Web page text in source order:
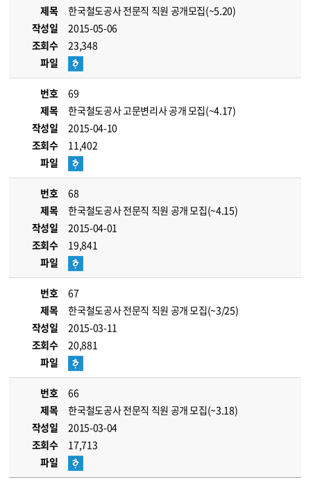
제목
한국철도공사 전문직 직원 공개모집(~5.20)
작성일
2015-05-06
조회수
23,348
파일
번호
69
제목
한국철도공사 고문변리사 공개 모집(~4.17)
작성일
2015-04-10
조회수
11,402
파일
번호
68
제목
한국철도공사 전문직 직원 공개 모집(~4.15)
작성일
2015-04-01
조회수
19,841
파일
번호
67
제목
한국철도공사 전문직 직원 공개 모집(~3/25)
작성일
2015-03-11
조회수
20,881
파일
번호
66
제목
한국철도공사 전문직 직원 공개 모집(~3.18)
작성일
2015-03-04
조회수
17,713
파일